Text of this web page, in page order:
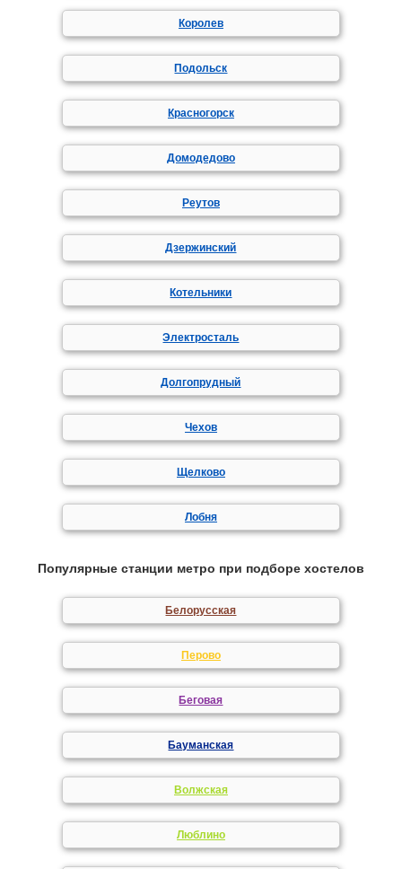
Королев
Подольск
Красногорск
Домодедово
Реутов
Дзержинский
Котельники
Электросталь
Долгопрудный
Чехов
Щелково
Лобня
Популярные станции метро при подборе хостелов
Белорусская
Перово
Беговая
Бауманская
Волжская
Люблино